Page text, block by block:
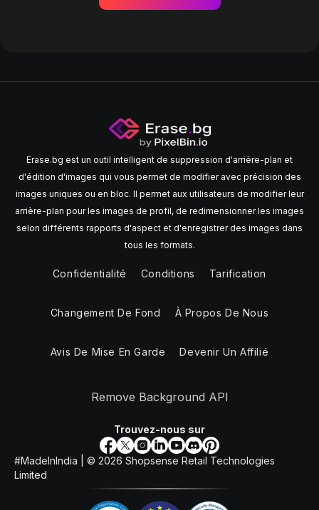
Erase.bg est un outil intelligent de suppression d'arrière-plan et
d'édition d'images qui vous permet de modifier avec précision des
images uniques ou en bloc. Il permet aux utilisateurs de modifier leur
arrière-plan pour les images de profil, de redimensionner les images
selon différents rapports d'aspect et d'enregistrer des images dans
tous les formats.
Confidentialité Conditions Tarification
Changement De Fond À Propos De Nous
Avis De Mise En Garde Devenir Un Affilié
Remove Background API
Trouvez-nous sur
#MadeInIndia | © 2026 Shopsense Retail Technologies
Limited